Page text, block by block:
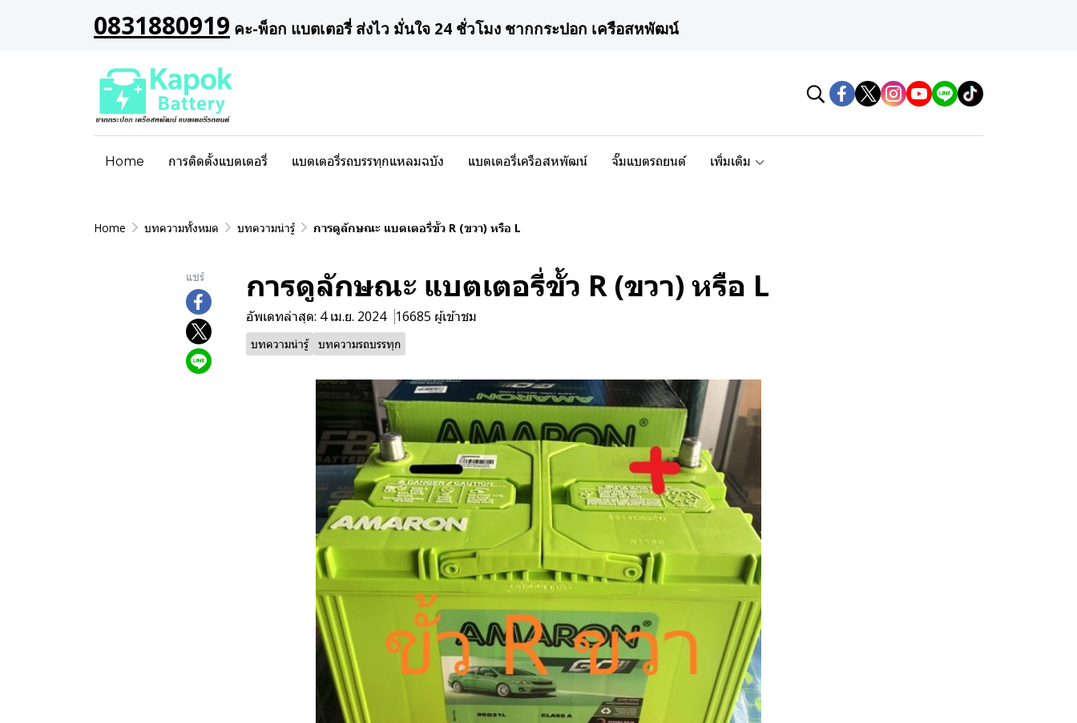
0831880919 คะ-พ็อก แบตเตอรี่ ส่งไว มั่นใจ 24 ชั่วโมง ชากกระปอก เครือสหพัฒน์
Home การติดตั้งแบตเตอรี่ แบตเตอรี่รถบรรทุกแหลมฉบัง แบตเตอรี่เครือสหพัฒน์ จั๊มแบตรถยนต์ เพิ่มเติม
Home บทความทั้งหมด บทความน่ารู้ การดูลักษณะ แบตเตอรี่ขั้ว R (ขวา) หรือ L
แชร์ การดูลักษณะ แบตเตอรี่ขั้ว R (ขวา) หรือ L
อัพเดทล่าสุด: 4 เม.ย. 2024 16685 ผู้เข้าชม
บทความน่ารู้ บทความรถบรรทุก